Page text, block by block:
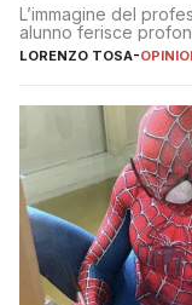
L’immagine del
alunno ferisce
LORENZO TOSA-